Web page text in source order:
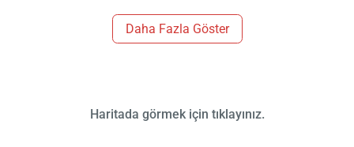
Daha Fazla Göster
Haritada görmek için tıklayınız.